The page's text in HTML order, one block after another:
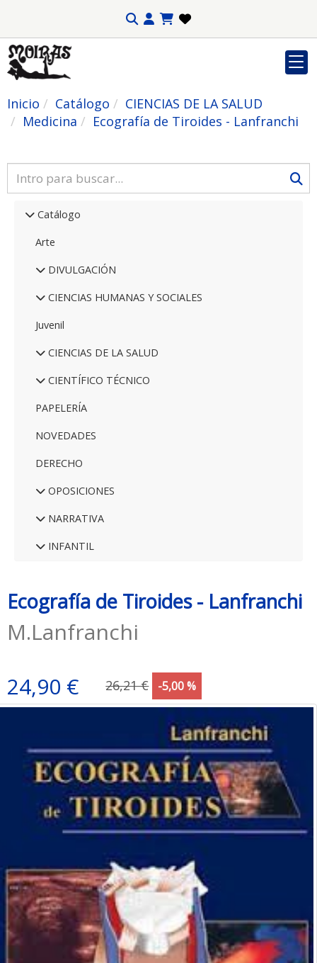
Inicio Catálogo
CIENCIAS DE LA SALUD
Medicina
Ecografía de Tiroides - Lanfranchi
Catálogo
Arte
DIVULGACIÓN
CIENCIAS HUMANAS Y SOCIALES
Juvenil
CIENCIAS DE LA SALUD
CIENTÍFICO TÉCNICO
PAPELERÍA
NOVEDADES
DERECHO
OPOSICIONES
NARRATIVA
INFANTIL
Ecografía de Tiroides - Lanfranchi
M.Lanfranchi
24,90 €
26,21 € -5,00 %